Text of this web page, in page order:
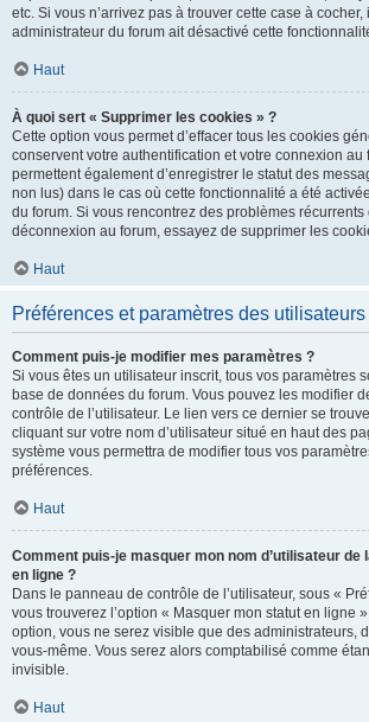
etc. Si vous n’arrivez pas à trouver cette case à cocher,
administrateur du forum ait désactivé cette
Haut
À quoi sert « Supprimer les cookies » ?
Cette option vous permet d’effacer tous les cookies
conservent votre authentification et votre connexion au
permettent également d’enregistrer le statut des
non lus) dans le cas où cette fonctionnalité a été
du forum. Si vous rencontrez des problèmes
déconnexion au forum, essayez de supprimer les
Haut
Préférences et paramètres des utilisateurs
Comment puis-je modifier mes paramètres ?
Si vous êtes un utilisateur inscrit, tous vos paramètres
base de données du forum. Vous pouvez les modifier
contrôle de l’utilisateur. Le lien vers ce dernier se
cliquant sur votre nom d’utilisateur situé en haut des
système vous permettra de modifier tous vos
préférences.
Haut
Comment puis-je masquer mon nom d’utilisateur de
en ligne ?
Dans le panneau de contrôle de l’utilisateur, sous «
vous trouverez l’option « Masquer mon statut en ligne
option, vous ne serez visible que des administrateurs,
vous-même. Vous serez alors comptabilisé comme
invisible.
Haut